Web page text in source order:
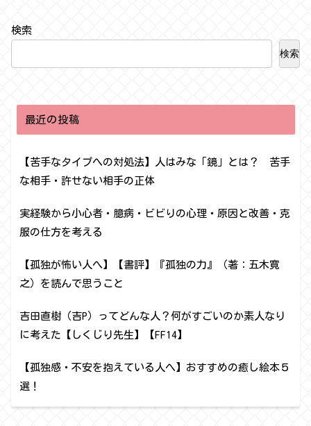
検索
検索
最近の投稿
【苦手なタイプへの対処法】人はみな「鏡」とは？ 苦手
な相手・許せない相手の正体
実経験から小心者・臆病・ビビりの心理・原因と改善・克
服の仕方を考える
【孤独が怖い人へ】【書評】『孤独の力』（著：五木寛
之）を読んで思うこと
吉田直樹（吉P）ってどんな人？何がすごいのか素人なり
に考えた【しくじり先生】【FF14】
【孤独感・不安を抱えている人へ】おすすめの癒し絵本５
選！